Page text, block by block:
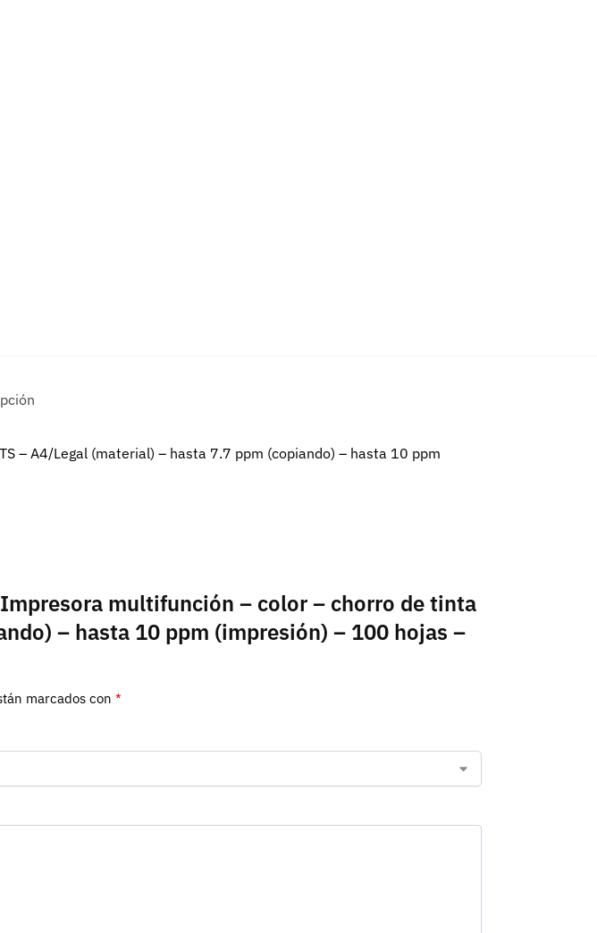
– A4/Legal (material) – hasta 7.7 ppm (copiando) – hasta 10 ppm
multifunción – color – chorro de tinta
– hasta 10 ppm (impresión) – 100 hojas –
marcados con *